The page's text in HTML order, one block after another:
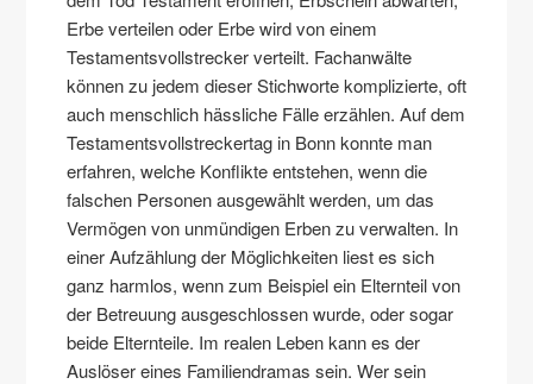
Erbe verteilen oder Erbe wird von einem
Testamentsvollstrecker verteilt. Fachanwälte
können zu jedem dieser Stichworte komplizierte, oft
auch menschlich hässliche Fälle erzählen. Auf dem
Testamentsvollstreckertag in Bonn konnte man
erfahren, welche Konflikte entstehen, wenn die
falschen Personen ausgewählt werden, um das
Vermögen von unmündigen Erben zu verwalten. In
einer Aufzählung der Möglichkeiten liest es sich
ganz harmlos, wenn zum Beispiel ein Elternteil von
der Betreuung ausgeschlossen wurde, oder sogar
beide Elternteile. Im realen Leben kann es der
Auslöser eines Familiendramas sein. Wer sein